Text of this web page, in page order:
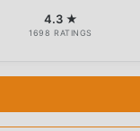
4.3 ★
1698 RATINGS